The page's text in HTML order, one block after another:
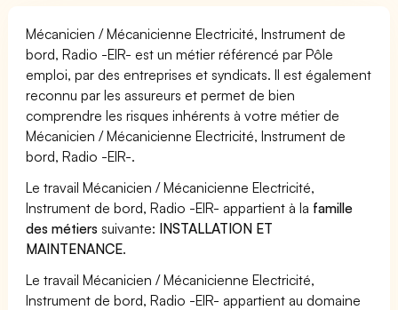
Mécanicien / Mécanicienne Electricité, Instrument de
bord, Radio -EIR- est un métier référencé par Pôle
emploi, par des entreprises et syndicats. Il est également
reconnu par les assureurs et permet de bien
comprendre les risques inhérents à votre métier de
Mécanicien / Mécanicienne Electricité, Instrument de
bord, Radio -EIR-.
Le travail Mécanicien / Mécanicienne Electricité,
Instrument de bord, Radio -EIR- appartient à la famille
des métiers suivante: INSTALLATION ET
MAINTENANCE.
Le travail Mécanicien / Mécanicienne Electricité,
Instrument de bord, Radio -EIR- appartient au domaine